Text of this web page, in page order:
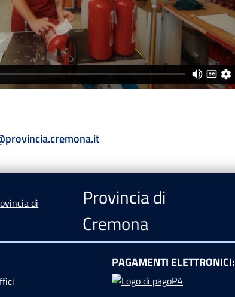
Provincia di
Cremona
PAGAMENTI ELETTRONICI: